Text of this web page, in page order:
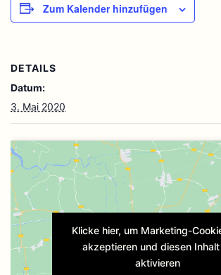
Zum Kalender hinzufügen
DETAILS
Datum:
3. Mai 2020
Klicke hier, um Marketing-
akzeptieren und diesen
aktivieren